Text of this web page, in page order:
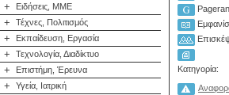
+ Ειδήσεις, ΜΜΕ
+ Τέχνες, Πολιτισμός
+ Εκπαίδευση, Εργασία
+ Τεχνολογία, Διαδίκτυο
+ Επιστήμη, Έρευνα
+ Υγεία, Ιατρική
Κατηγορία: